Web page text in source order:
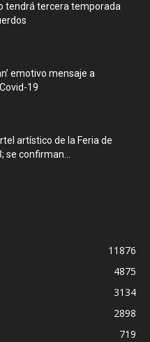
tendrá tercera temporada
emotivo mensaje a
19
artístico de la Feria de
se confirman...
11876
4875
3134
2898
719